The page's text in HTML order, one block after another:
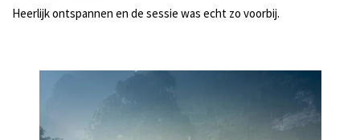
Heerlijk ontspannen en de sessie was echt zo voorbij.